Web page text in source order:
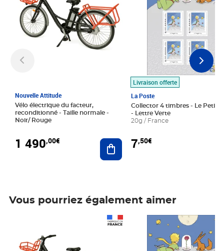
Nouvelle Attitude
Vélo électrique du facteur,
reconditionné - Taille normale -
Noir/ Rouge
1 490,00€ Ajouter au panier
Livraison offerte
La Poste
Collector 4 timbres - Le Petit
- Lettre Verte
20g / France
7,50€
Vous pourriez également aimer
Prix 7,50€